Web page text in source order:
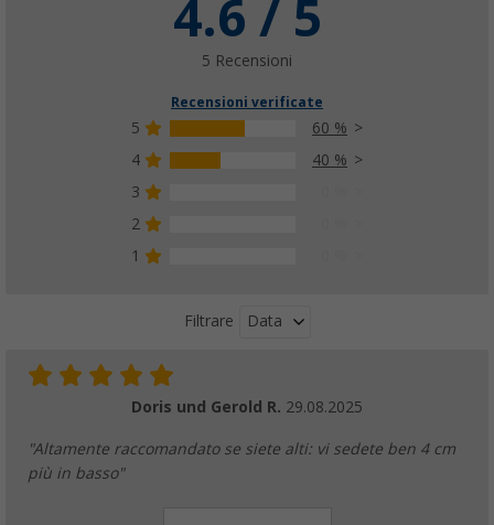
4.6 / 5
5 Recensioni
Recensioni verificate
5
60 %
4
40 %
3
2
1
Filtrare Data
Doris und Gerold R. 29.08.2025
"Altamente raccomandato se siete alti: vi sedete ben 4 cm
più in basso"